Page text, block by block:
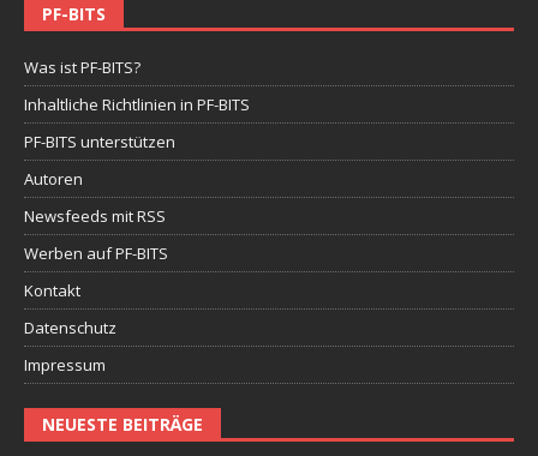
PF-BITS
Was ist PF-BITS?
Inhaltliche Richtlinien in PF-BITS
PF-BITS unterstützen
Autoren
Newsfeeds mit RSS
Werben auf PF-BITS
Kontakt
Datenschutz
Impressum
NEUESTE BEITRÄGE